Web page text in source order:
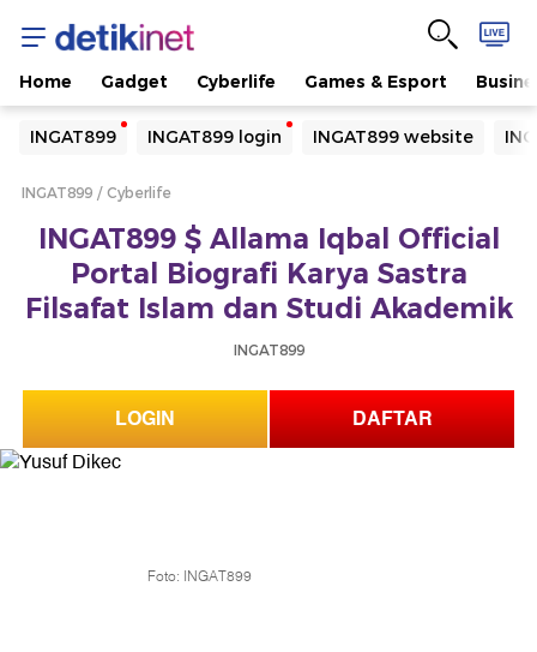
Home Gadget Cyberlife Games & Esport
INGAT899 INGAT899 login INGAT899 website
Yang sedang ramai dicari
Loading...
Loading...
INGAT899 Cyberlife
INGAT899 $ Allama Iqbal Official
Portal Biografi Karya Sastra
Filsafat Islam dan Studi Akademik
INGAT899
LOGIN DAFTAR
Foto: INGAT899